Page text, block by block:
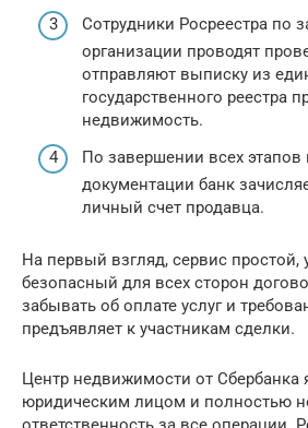
Сотрудники Росреестра по
организации проводят
отправляют выписку из
государственного реестра
недвижимость.
По завершении всех этапов
документации банк
личный счет продавца.
На первый взгляд, сервис простой,
безопасный для всех сторон
забывать об оплате услуг и
предъявляет к участникам сделки.
Центр недвижимости от Сбербанка
юридическим лицом и полностью